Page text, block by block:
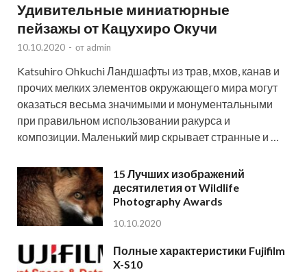
Удивительные миниатюрные
пейзажы от Кацухиро Окучи
10.10.2020 - от admin
Katsuhiro Ohkuchi Ландшафты из трав, мхов, канав и
прочих мелких элементов окружающего мира могут
оказаться весьма значимыми и монументальными
при правильном использовании ракурса и
композиции. Маленький мир скрывает странные и …
15 Лучших изображений
десятилетия от Wildlife
Photography Awards
10.10.2020
Полные характеристики Fujifilm
X-S10